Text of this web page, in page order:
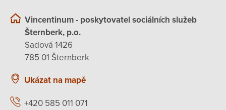
Vincentinum - poskytovatel sociálních služeb
Šternberk, p.o.
Sadová 1426
785 01 Šternberk
Ukázat na mapě
+420 585 011 071